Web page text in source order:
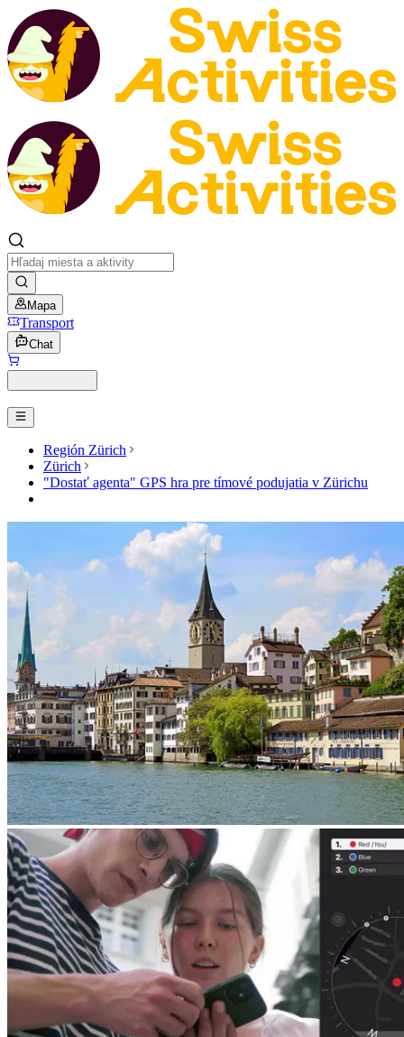
Mapa
Transport
Chat
Región Zürich
Zürich
"Dostať agenta" GPS hra pre tímové podujatia v Zürichu